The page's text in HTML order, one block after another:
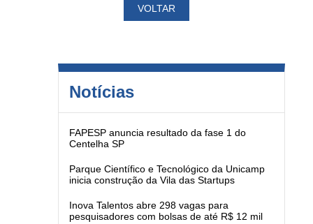
VOLTAR
Notícias
FAPESP anuncia resultado da fase 1 do
Centelha SP
Parque Científico e Tecnológico da Unicamp
inicia construção da Vila das Startups
Inova Talentos abre 298 vagas para
pesquisadores com bolsas de até R$ 12 mil